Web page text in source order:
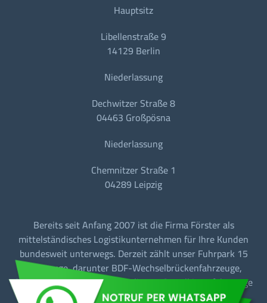
Hauptsitz
Libellenstraße 9
14129 Berlin
Niederlassung
Dechwitzer Straße 8
04463 Großpösna
Niederlassung
Chemnitzer Straße 1
04289 Leipzig
Bereits seit Anfang 2007 ist die Firma Förster als
mittelständisches Logistikunternehmen für Ihre Kunden
bundesweit unterwegs. Derzeit zählt unser Fuhrpark 15
Fahrzeuge, darunter BDF-Wechselbrückenfahrzeuge,
Sattelzugmaschinen mit Tautliner + Sattelkipperfahrzeuge
für den Baustellen-/Linien-/Begegnungs- und